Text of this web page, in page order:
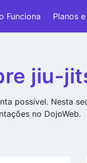
Funciona Planos
jiu-
possível. Nesta
no DojoWeb.